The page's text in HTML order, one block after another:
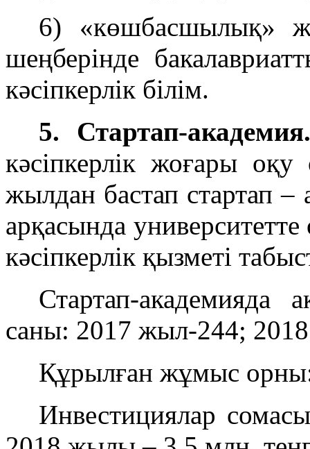
6) «көшбасшылық»
шеңберінде
кәсіпкерлік білім.
5. Стартап-академия.
кәсіпкерлік жоғары
жылдан бастап стартап
арқасында
кәсіпкерлік қызметі
Стартап-академияда
саны: 2017 жыл-244;
Құрылған жұмыс
Инвестициялар